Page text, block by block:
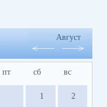
Август
пт сб вс
1 2